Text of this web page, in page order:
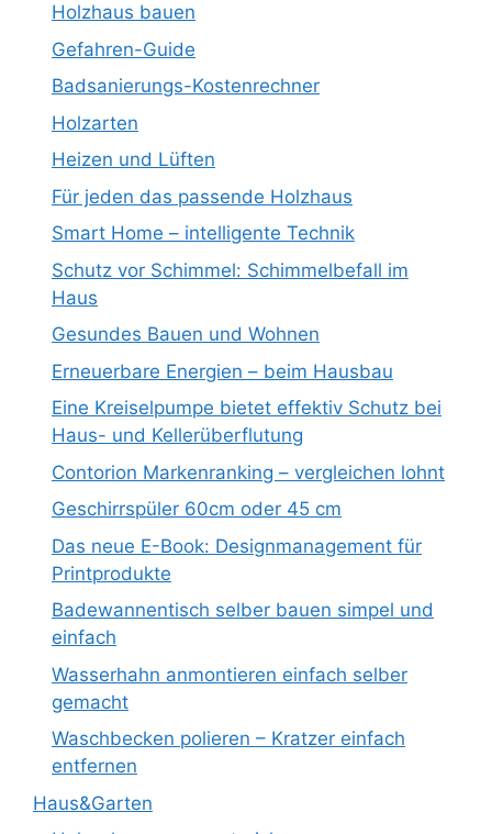
Holzhaus bauen
Gefahren-Guide
Badsanierungs-Kostenrechner
Holzarten
Heizen und Lüften
Für jeden das passende Holzhaus
Smart Home – intelligente Technik
Schutz vor Schimmel: Schimmelbefall im
Haus
Gesundes Bauen und Wohnen
Erneuerbare Energien – beim Hausbau
Eine Kreiselpumpe bietet effektiv Schutz bei
Haus- und Kellerüberflutung
Contorion Markenranking – vergleichen lohnt
Geschirrspüler 60cm oder 45 cm
Das neue E-Book: Designmanagement für
Printprodukte
Badewannentisch selber bauen simpel und
einfach
Wasserhahn anmontieren einfach selber
gemacht
Waschbecken polieren – Kratzer einfach
entfernen
Haus&Garten